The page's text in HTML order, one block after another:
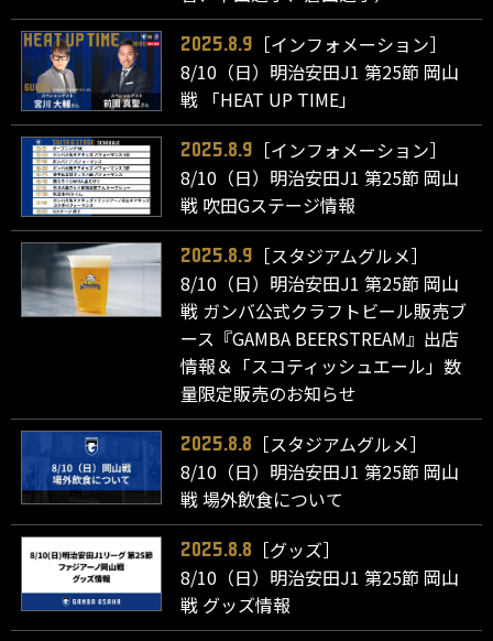
2025.8.9
［インフォメーション］
8/10（日）明治安田J1 第25節 岡山
戦 「HEAT UP TIME」
2025.8.9
［インフォメーション］
8/10（日）明治安田J1 第25節 岡山
戦 吹田Gステージ情報
2025.8.9
［スタジアムグルメ］
8/10（日）明治安田J1 第25節 岡山
戦 ガンバ公式クラフトビール販売ブ
ース『GAMBA BEERSTREAM』出店
情報＆「スコティッシュエール」数
量限定販売のお知らせ
2025.8.8
［スタジアムグルメ］
8/10（日）明治安田J1 第25節 岡山
戦 場外飲食について
2025.8.8
［グッズ］
8/10（日）明治安田J1 第25節 岡山
戦 グッズ情報